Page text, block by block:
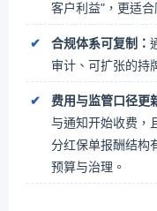
客户利益"，更适
合规体系可复制：
审计、可扩张的持
费用与监管口径更
与通知开始收费，
分红保单报酬结构
预算与治理。